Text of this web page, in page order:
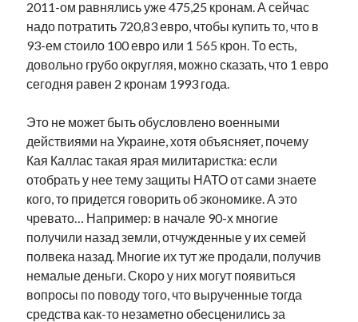
2011-ом равнялись уже 475,25 кронам. А сейчас
надо потратить 720,83 евро, чтобы купить то, что в
93-ем стоило 100 евро или 1 565 крон. То есть,
довольно грубо округляя, можно сказать, что 1 евро
сегодня равен 2 кронам 1993 года.
Это не может быть обусловлено военными
действиями на Украине, хотя объясняет, почему
Кая Каллас такая ярая милитаристка: если
отобрать у нее тему защиты НАТО от сами знаете
кого, то придется говорить об экономике. А это
чревато… Например: в начале 90-х многие
получили назад земли, отчужденные у их семей
полвека назад. Многие их тут же продали, получив
немалые деньги. Скоро у них могут появиться
вопросы по поводу того, что вырученные тогда
средства как-то незаметно обесценились за